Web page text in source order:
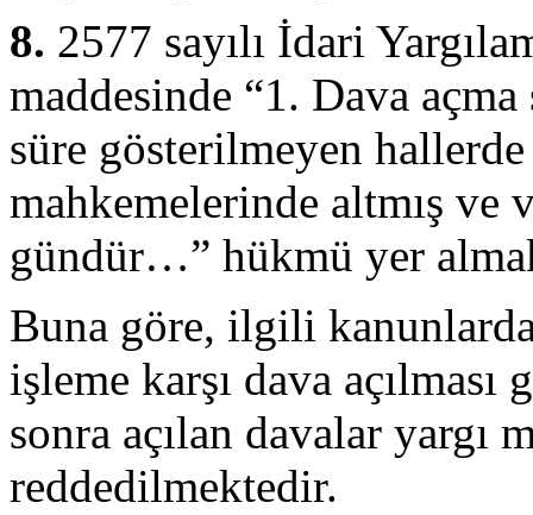
8. 2577 sayılı İdari
maddesinde “1. Dava
süre gösterilmeyen
mahkemelerinde altmış ve
gündür…” hükmü yer
Buna göre, ilgili
işleme karşı dava
sonra açılan davalar yargı
reddedilmektedir.